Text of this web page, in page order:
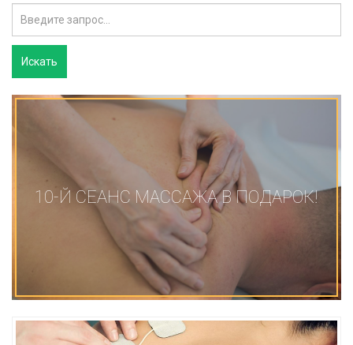
10-Й СЕАНС МАССАЖА В ПОДАРОК!